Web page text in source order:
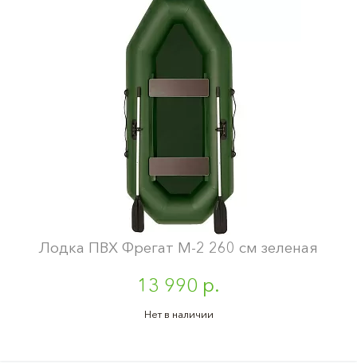
Лодка ПВХ Фрегат М-2 260 см зеленая
13 990 р.
Нет в наличии